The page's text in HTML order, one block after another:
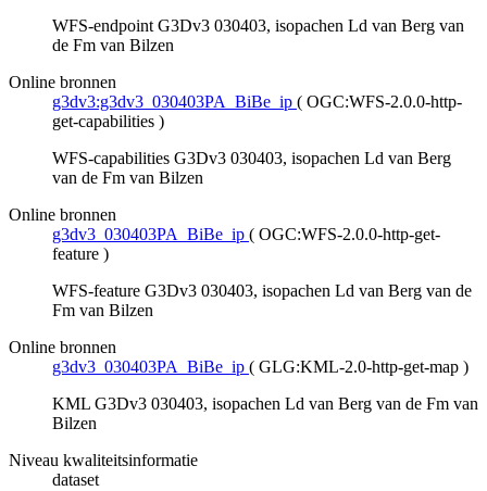
WFS-endpoint G3Dv3 030403, isopachen Ld van Berg van
de Fm van Bilzen
Online bronnen
g3dv3:g3dv3_030403PA_BiBe_ip ( OGC:WFS-2.0.0-http-
get-capabilities )
WFS-capabilities G3Dv3 030403, isopachen Ld van Berg
van de Fm van Bilzen
Online bronnen
g3dv3_030403PA_BiBe_ip ( OGC:WFS-2.0.0-http-get-
feature )
WFS-feature G3Dv3 030403, isopachen Ld van Berg van de
Fm van Bilzen
Online bronnen
g3dv3_030403PA_BiBe_ip ( GLG:KML-2.0-http-get-map )
KML G3Dv3 030403, isopachen Ld van Berg van de Fm van
Bilzen
Niveau kwaliteitsinformatie
dataset